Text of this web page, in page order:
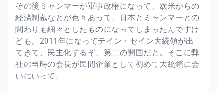
その後ミャンマーが軍事政権になって、欧米からの
経済制裁などが色々あって、日本とミャンマーとの
関わりも細々としたものになってしまったんですけ
ども、2011年になってテイン・セイン大統領が出
てきて、民主化するぞ、第二の開国だと。そこに弊
社の当時の会長が民間企業として初めて大統領に会
いにいって。